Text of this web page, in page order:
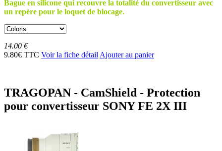
Bague en silicone qui recouvre la totalité du convertisseur avec
un repère pour le loquet de blocage.
14.00 €
9.80€ TTC Voir la fiche détail Ajouter au panier
TRAGOPAN - CamShield - Protection
pour convertisseur SONY FE 2X III